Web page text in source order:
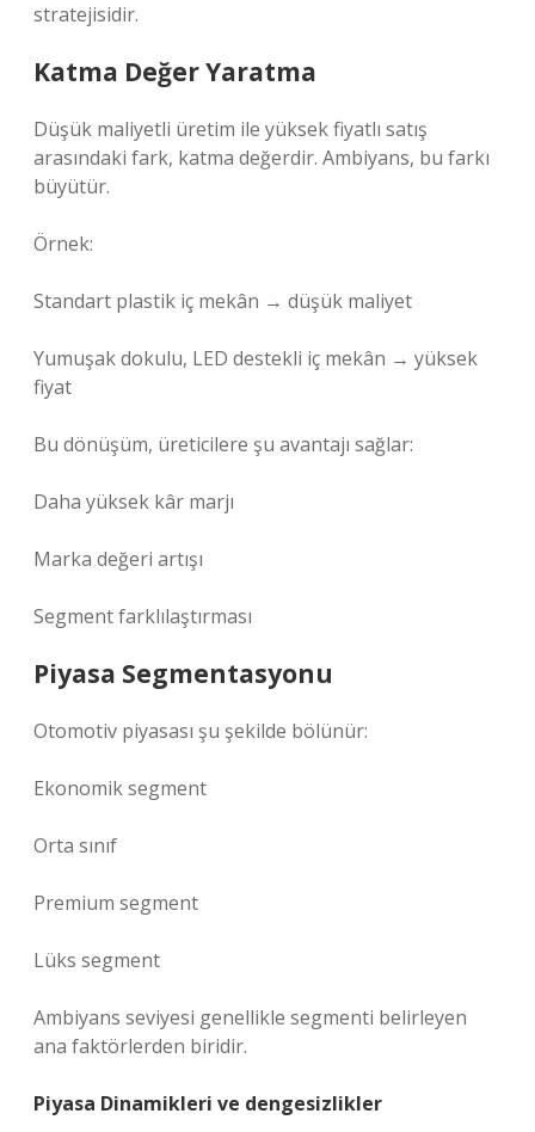
stratejisidir.
Katma Değer Yaratma
Düşük maliyetli üretim ile yüksek fiyatlı satış
arasındaki fark, katma değerdir. Ambiyans, bu farkı
büyütür.
Örnek:
Standart plastik iç mekân → düşük maliyet
Yumuşak dokulu, LED destekli iç mekân → yüksek
fiyat
Bu dönüşüm, üreticilere şu avantajı sağlar:
Daha yüksek kâr marjı
Marka değeri artışı
Segment farklılaştırması
Piyasa Segmentasyonu
Otomotiv piyasası şu şekilde bölünür:
Ekonomik segment
Orta sınıf
Premium segment
Lüks segment
Ambiyans seviyesi genellikle segmenti belirleyen
ana faktörlerden biridir.
Piyasa Dinamikleri ve dengesizlikler